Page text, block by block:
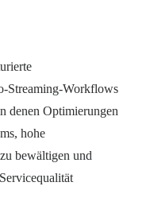
Streaming-Workflows
denen Optimierungen
hohe
bewältigen und